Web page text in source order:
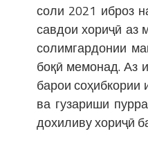
соли 2021 иброз
савдои хориҷӣ аз
солимгардонии
боқӣ мемонад. Аз
барои соҳибкории
ва гузариши
дохиливу хориҷӣ